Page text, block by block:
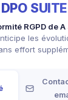
DPO SUITE
RGPD de A
les
effort